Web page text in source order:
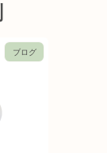
ブログ